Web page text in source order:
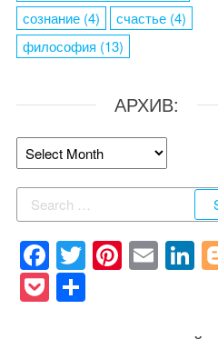
сознание(4) счастье(4)
философия (13)
АРХИВ:
Архив:
Search
for:
F
a
c
T
wi
tt
Pi
nt
E
m
Li
n
P
o
S